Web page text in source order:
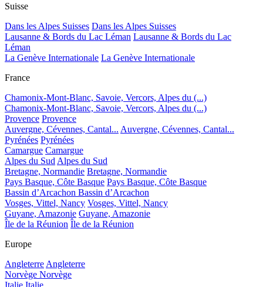
Suisse
Dans les Alpes Suisses Dans les Alpes Suisses
Lausanne & Bords du Lac Léman Lausanne & Bords du Lac
Léman
La Genève Internationale La Genève Internationale
France
Chamonix-Mont-Blanc, Savoie, Vercors, Alpes du (...)
Chamonix-Mont-Blanc, Savoie, Vercors, Alpes du (...)
Provence Provence
Auvergne, Cévennes, Cantal... Auvergne, Cévennes, Cantal...
Pyrénées Pyrénées
Camargue Camargue
Alpes du Sud Alpes du Sud
Bretagne, Normandie Bretagne, Normandie
Pays Basque, Côte Basque Pays Basque, Côte Basque
Bassin d’Arcachon Bassin d’Arcachon
Vosges, Vittel, Nancy Vosges, Vittel, Nancy
Guyane, Amazonie Guyane, Amazonie
Île de la Réunion Île de la Réunion
Europe
Angleterre Angleterre
Norvège Norvège
Italie Italie